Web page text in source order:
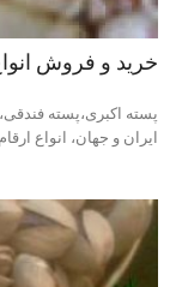
خرید و فروش
پسته اکبری،پسته
ایران و جهان، انواع